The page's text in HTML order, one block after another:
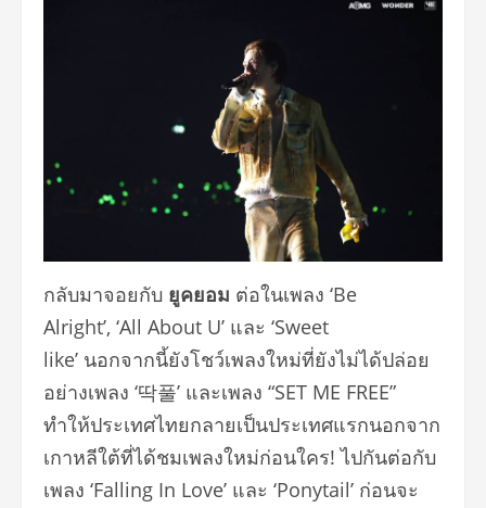
กลับมาจอยกับ ยูคยอม ต่อในเพลง ‘Be
Alright’, ‘All About U’ และ ‘Sweet
like’ นอกจากนี้ยังโชว์เพลงใหม่ที่ยังไม่ได้ปล่อย
อย่างเพลง ‘딱풀’ และเพลง “SET ME FREE”
ทำให้ประเทศไทยกลายเป็นประเทศแรกนอกจาก
เกาหลีใต้ที่ได้ชมเพลงใหม่ก่อนใคร! ไปกันต่อกับ
เพลง ‘Falling In Love’ และ ‘Ponytail’ ก่อนจะ